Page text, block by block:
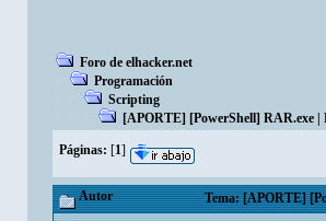
Foro de elhacker.net
Programación
Scripting
[APORTE] [PowerShell] RAR.exe
Páginas: [1]
Autor Tema: [APORTE]